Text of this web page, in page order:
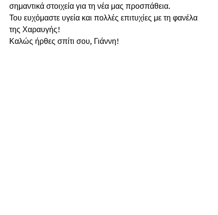
σημαντικά στοιχεία για τη νέα μας προσπάθεια.
Του ευχόμαστε υγεία και πολλές επιτυχίες με τη φανέλα
της Χαραυγής!
Καλώς ήρθες σπίτι σου, Γιάννη!